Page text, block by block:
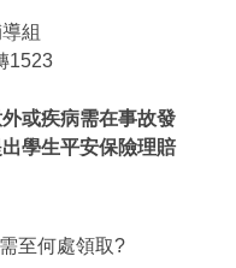
組
1523
或疾病需在事故發
學生平安保險理賠
至何處領取?